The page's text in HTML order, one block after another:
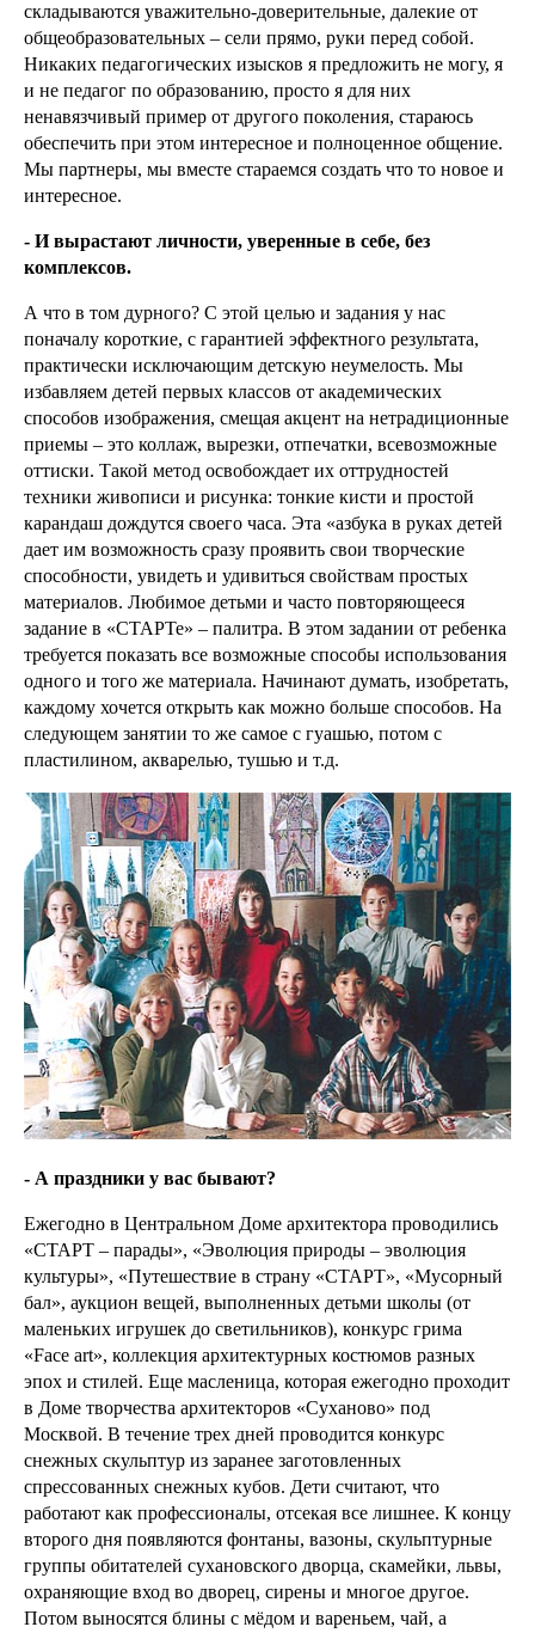
складываются уважительно-доверительные, далекие от
общеобразовательных – сели прямо, руки перед собой.
Никаких педагогических изысков я предложить не могу, я
и не педагог по образованию, просто я для них
ненавязчивый пример от другого поколения, стараюсь
обеспечить при этом интересное и полноценное общение.
Мы партнеры, мы вместе стараемся создать что то новое и
интересное.
- И вырастают личности, уверенные в себе, без
комплексов.
А что в том дурного? С этой целью и задания у нас
поначалу короткие, с гарантией эффектного результата,
практически исключающим детскую неумелость. Мы
избавляем детей первых классов от академических
способов изображения, смещая акцент на нетрадиционные
приемы – это коллаж, вырезки, отпечатки, всевозможные
оттиски. Такой метод освобождает их оттрудностей
техники живописи и рисунка: тонкие кисти и простой
карандаш дождутся своего часа. Эта «азбука в руках детей
дает им возможность сразу проявить свои творческие
способности, увидеть и удивиться свойствам простых
материалов. Любимое детьми и часто повторяющееся
задание в «СТАРТе» – палитра. В этом задании от ребенка
требуется показать все возможные способы использования
одного и того же материала. Начинают думать, изобретать,
каждому хочется открыть как можно больше способов. На
следующем занятии то же самое с гуашью, потом с
пластилином, акварелью, тушью и т.д.
- А праздники у вас бывают?
Ежегодно в Центральном Доме архитектора проводились
«СТАРТ – парады», «Эволюция природы – эволюция
культуры», «Путешествие в страну «СТАРТ», «Мусорный
бал», аукцион вещей, выполненных детьми школы (от
маленьких игрушек до светильников), конкурс грима
«Face art», коллекция архитектурных костюмов разных
эпох и стилей. Еще масленица, которая ежегодно проходит
в Доме творчества архитекторов «Суханово» под
Москвой. В течение трех дней проводится конкурс
снежных скульптур из заранее заготовленных
спрессованных снежных кубов. Дети считают, что
работают как профессионалы, отсекая все лишнее. К концу
второго дня появляются фонтаны, вазоны, скульптурные
группы обитателей сухановского дворца, скамейки, львы,
охраняющие вход во дворец, сирены и многое другое.
Потом выносятся блины с мёдом и вареньем, чай, а